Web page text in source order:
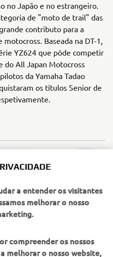
no Japão e no estrangeiro.
de "moto de trail" das
contributo para a
Baseada na DT-1,
YZ624 que pôde competir
do All Japan Motocross
da Yamaha Tadao
os títulos Senior de
a entender os visitantes
melhorar o nosso
compreender os nossos
melhorar o nosso website,